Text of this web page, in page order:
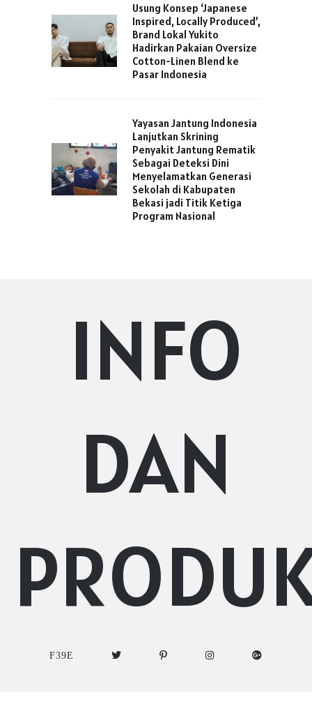
Usung Konsep ‘Japanese
Inspired, Locally Produced’,
Brand Lokal Yukito
Hadirkan Pakaian Oversize
Cotton-Linen Blend ke
Pasar Indonesia
Yayasan Jantung Indonesia
Lanjutkan Skrining
Penyakit Jantung Rematik
Sebagai Deteksi Dini
Menyelamatkan Generasi
Sekolah di Kabupaten
Bekasi jadi Titik Ketiga
Program Nasional
INFO
DAN